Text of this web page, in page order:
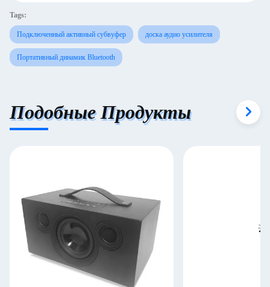
Tags:
Подключенный активный субвуфер доска аудио усилителя
Портативный динамик Bluetooth
Подобные Продукты